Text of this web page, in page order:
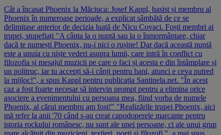
Cât a încasat Phoenix la Măciuca: Josef Kappl, basist și membru al
Phoenix în numeroase perioade, a explicat sâmbătă de ce se
delimitase anterior de decizia luată de Nicu Covaci. Foști membri ai
trupei, stupefiați "A cânta la o nuntă sau la o înmormântare, chiar
dacă te numești Phoenix, nu-i nici o rușine! Dar dacă această nuntă
este a unuia cu niște vederi asupra lumii, care intră în conflict cu
filozofia și mesajul muzicii pe care o faci și acesta e din întâmplare și
un politruc, iar tu accepți să-i cânți pentru bani, atunci e ceva putred
la mijloc!", a spus Kappl pentru publicația Santinela.net. "În acest
caz a fost foarte necesar să intervin prompt pentru a elimina orice
asociere a evenimentului cu persoana mea, fiind vorba de numele
Phoenix, al cărui membru am fost!" "Realizările trupei Phoenix, aici
mă refer la anii '70 când s-au creat capodoperele marcante pentru
istoria rockului românesc, nu sunt ale unei persoane, ci ale unui grup